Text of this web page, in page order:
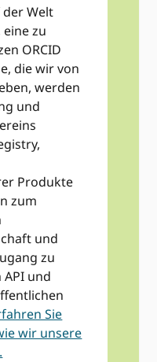
Welt
zu
ORCID
die wir von
werden
und
Produkte
zum
und
zu
und
Sie
wir unsere